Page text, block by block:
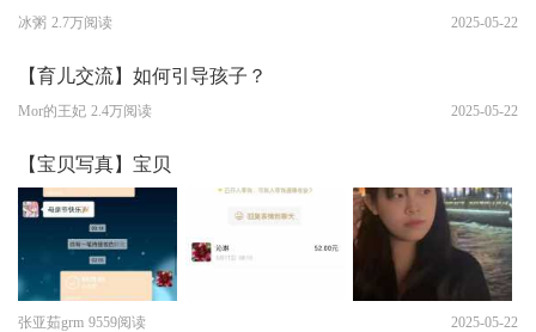
冰粥 2.7万阅读 2025-05-22
【育儿交流】如何引导孩子？
Mor的王妃 2.4万阅读 2025-05-22
【宝贝写真】宝贝
张亚茹grm 9559阅读 2025-05-22